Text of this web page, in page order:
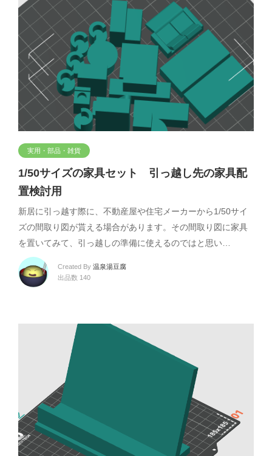
実用・部品・雑貨
1/50サイズの家具セット 引っ越し先の家具配
置検討用
新居に引っ越す際に、不動産屋や住宅メーカーから1/50サイ
ズの間取り図が貰える場合があります。その間取り図に家具
を置いてみて、引っ越しの準備に使えるのではと思い…
Created By 温泉湯豆腐
出品数 140